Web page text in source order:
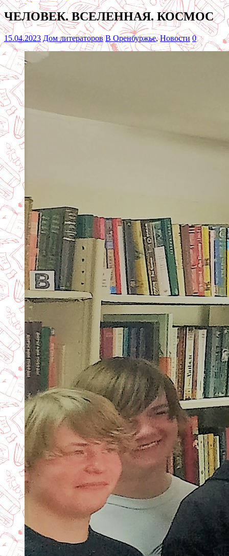
ЧЕЛОВЕК. ВСЕЛЕННАЯ. КОСМОС
15.04.2023 Дом литераторов В Оренбуржье,Новости 0